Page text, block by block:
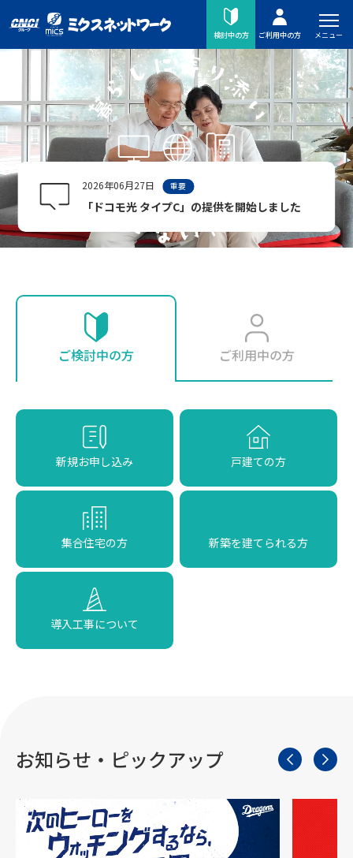
検討中の方 ご利用中の方 メニュー
2026年06月27日 重要
「ドコモ光 タイプC」の提供を開始しました
ご検討中の方 ご利用中の方
新規お申し込み 戸建ての方
集合住宅の方 新築を建てられる方
導入工事について
お知らせ・ピックアップ